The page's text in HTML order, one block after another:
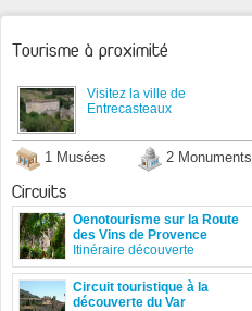
Tourisme à proximité
Visitez la ville de
Entrecasteaux
1 Musées 2 Monuments
Circuits
Oenotourisme sur la Route
des Vins de Provence
Itinéraire découverte
Circuit touristique à la
découverte du Var